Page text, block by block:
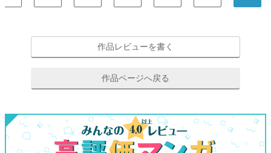
作品レビューを書く
作品ページへ戻る